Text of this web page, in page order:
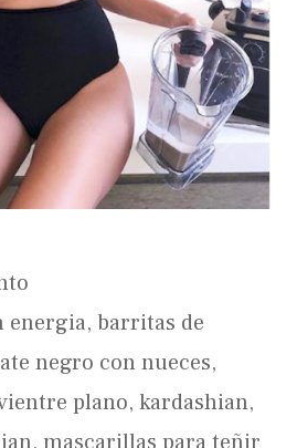
energia, barritas de
negro con nueces,
plano, kardashian,